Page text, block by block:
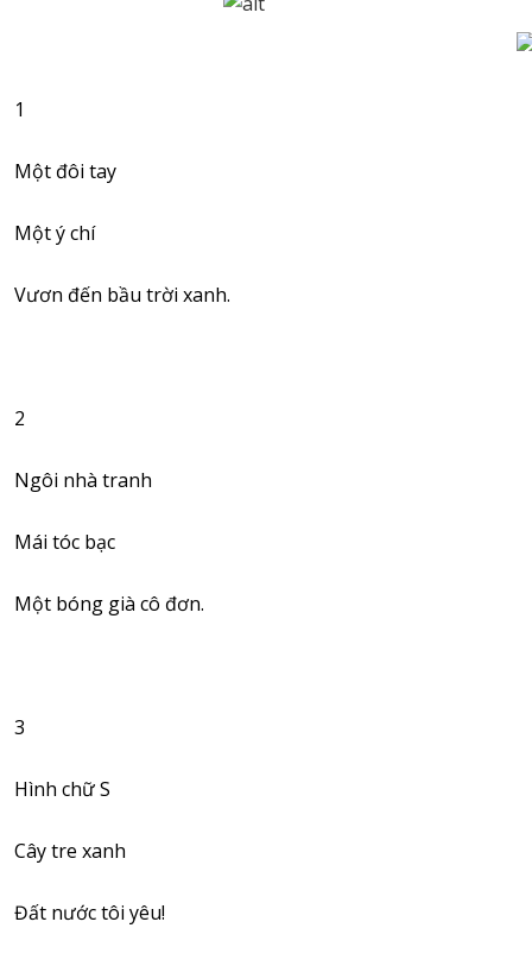
1
Một đôi tay
Một ý chí
Vươn đến bầu trời xanh.
2
Ngôi nhà tranh
Mái tóc bạc
Một bóng già cô đơn.
3
Hình chữ S
Cây tre xanh
Đất nước tôi yêu!